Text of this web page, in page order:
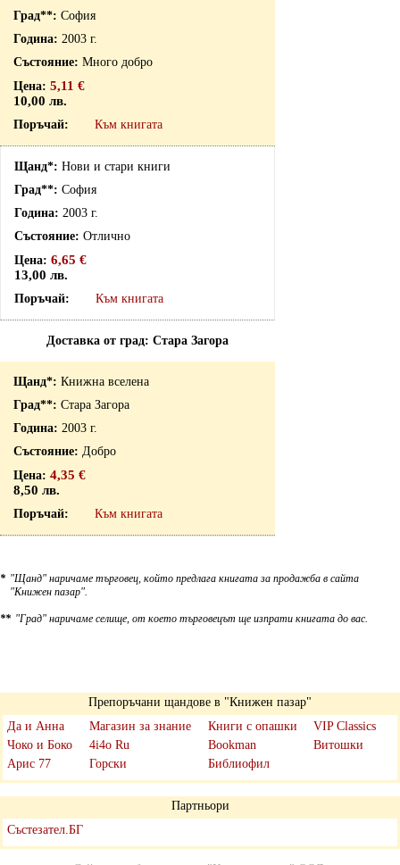
София
2003 г.
Много добро
5,11 €
10,00 лв.
Към книгата
Нови и стари книги
София
2003 г.
Отлично
6,65 €
13,00 лв.
Към книгата
Доставка от град: Стара Загора
Книжна вселена
Стара Загора
2003 г.
Добро
4,35 €
8,50 лв.
Към книгата
* "Щанд" наричаме търговец, който предлага книгата за продажба в сайта
"Книжен пазар".
** "Град" наричаме селище, от което търговецът ще изпрати книгата до вас.
Препоръчани щандове в "Книжен пазар"
Да и Анна
Чоко и Боко
Арис 77
Магазин за знание
4i4o Ru
Горски
Книги с опашки
Bookman
Библиофил
VIP Classics
Витошки
Партньори
Състезател.БГ